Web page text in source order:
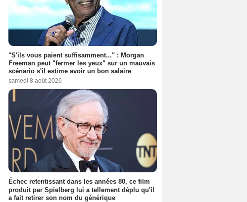
"S'ils vous paient suffisamment..." : Morgan
Freeman peut "fermer les yeux" sur un mauvais
scénario s'il estime avoir un bon salaire
samedi 8 août 2026
Échec retentissant dans les années 80, ce film
produit par Spielberg lui a tellement déplu qu'il
a fait retirer son nom du générique